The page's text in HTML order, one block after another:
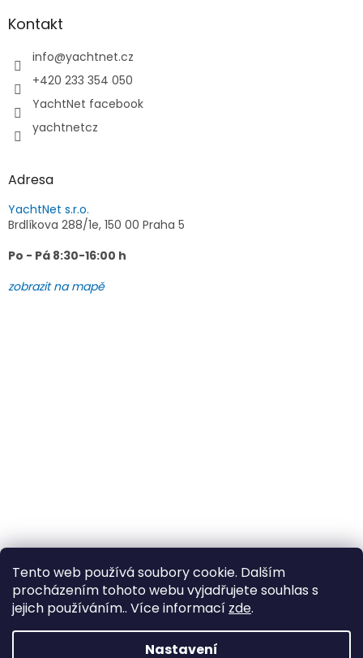
Tento web používá soubory cookie. Dalším
procházením tohoto webu vyjadřujete souhlas s
jejich používáním.. Více informací zde.
Nastavení
aKontakt
info@yachtnet.cz
+420 233 354 050
YachtNet facebook
yachtnetcz
Adresa
YachtNet s.r.o.
Brdlíkova 288/1e, 150 00 Praha 5
Po - Pá 8:30-16:00 h
zobrazit na mapě
Vytvořil Shoptet